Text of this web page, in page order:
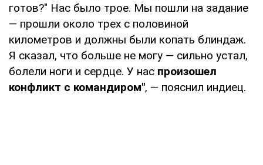
готов?" Нас было трое. Мы пошли на задание
— прошли около трех с половиной
километров и должны были копать блиндаж.
Я сказал, что больше не могу — сильно устал,
болели ноги и сердце. У нас произошел
конфликт с командиром", — пояснил индиец.